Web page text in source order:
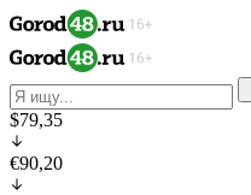
$79,35
€90,20